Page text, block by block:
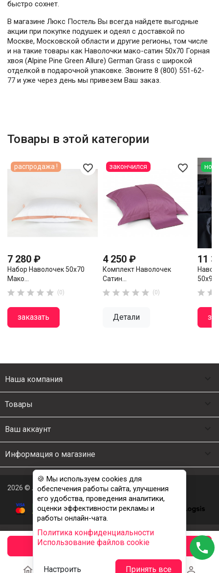
быстро сохнет.
В магазине Люкс Постель Вы всегда найдете выгодные
акции при покупке подушек и одеял с доставкой по
Москве, Московской области и другие регионы, том числе
и на такие товары как Наволочки мако-сатин 50х70 Горная
хвоя (Alpine Pine Green Allure) German Grass с широкой
отделкой в подарочной упаковке. Звоните 8 (800) 551-62-
77 и уже через день мы привезем Ваш заказ.
Товары в этой категории
favorite_border
7 280 ₽
Набор Наволочек 50х70
Мако...
     (0)
заказать
распродажа ! favorite_border
4 250 ₽
Комплект Наволочек
Сатин...
     (0)
Детали
закончился
11
 
Наша компания
Товары
Ваш аккаунт
Информация о магазине
2026 © Люкс Постель
🍪 Мы используем cookies для
обеспечения работы сайта, улучшения
его удобства, проведения аналитики,
оценки эффективности рекламы и
работы онлайн-чата.
Политика конфиденциальности
Использование файлов cookie
Настроить Принять все
phone
заказать
   